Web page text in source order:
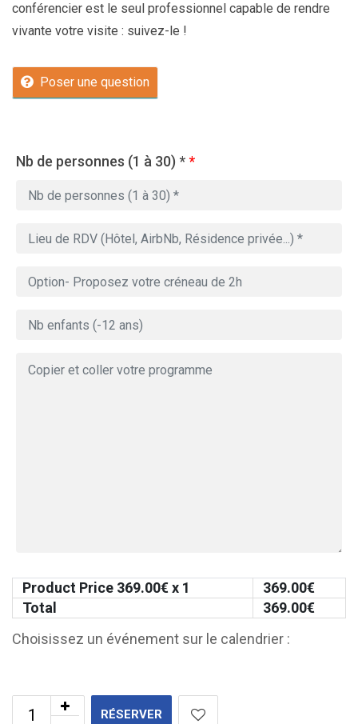
conférencier est le seul professionnel capable de rendre
vivante votre visite : suivez-le !
Poser une question
Nb de personnes (1 à 30) **
Product Price 369.00€ x 1 369.00€
Total
369.00€
Choisissez un événement sur le calendrier :
RÉSERVER